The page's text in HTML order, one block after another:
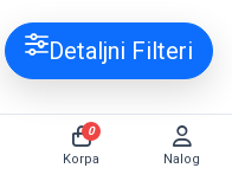
Detaljni Filteri
Korpa
0
Nalog